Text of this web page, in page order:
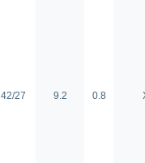
42/27 9.2 0.8